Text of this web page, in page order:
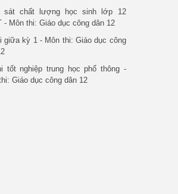
sát chất lượng học sinh lớp 12
- Môn thi: Giáo dục công dân 12
giữa kỳ 1 - Môn thi: Giáo dục công
tốt nghiệp trung học phổ thông -
Giáo dục công dân 12